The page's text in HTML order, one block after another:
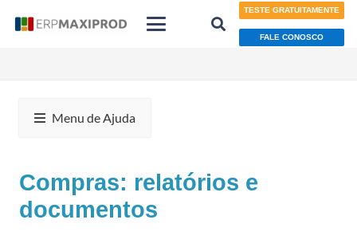
TESTE GRATUITAMENTE
FALE CONOSCO
Menu de Ajuda
Compras: relatórios e
documentos